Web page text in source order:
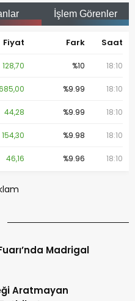
İşlem Görenler
Fiyat Fark Saat
128,70 %10 18:10
%9.99 18:10
44,28 %9.99 18:10
154,30 %9.98 18:10
46,16 %9.96 18:10
Madrigal
Aratmayan